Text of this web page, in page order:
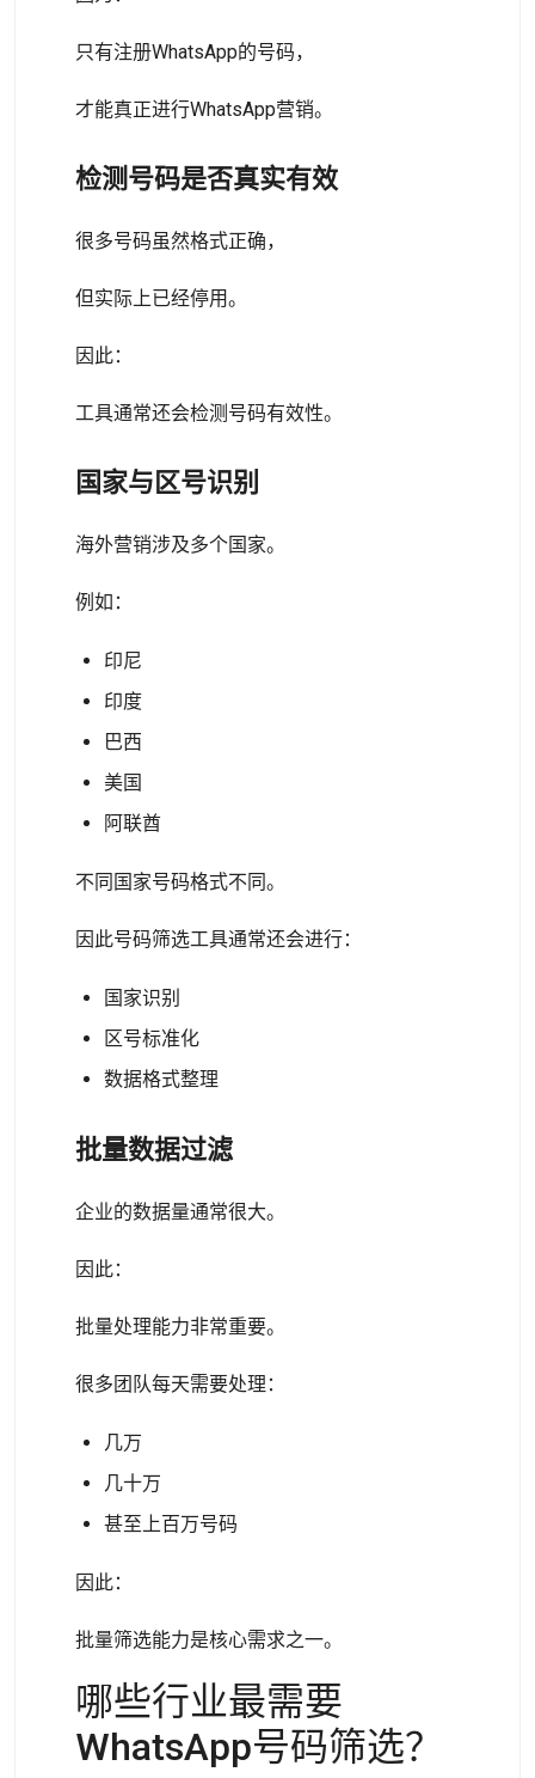
只有注册WhatsApp的号码，
才能真正进行WhatsApp营销。
检测号码是否真实有效
很多号码虽然格式正确，
但实际上已经停用。
因此：
工具通常还会检测号码有效性。
国家与区号识别
海外营销涉及多个国家。
例如：
印尼
印度
巴西
美国
阿联酋
不同国家号码格式不同。
因此号码筛选工具通常还会进行：
国家识别
区号标准化
数据格式整理
批量数据过滤
企业的数据量通常很大。
因此：
批量处理能力非常重要。
很多团队每天需要处理：
几万
几十万
甚至上百万号码
因此：
批量筛选能力是核心需求之一。
哪些行业最需要
WhatsApp号码筛选？